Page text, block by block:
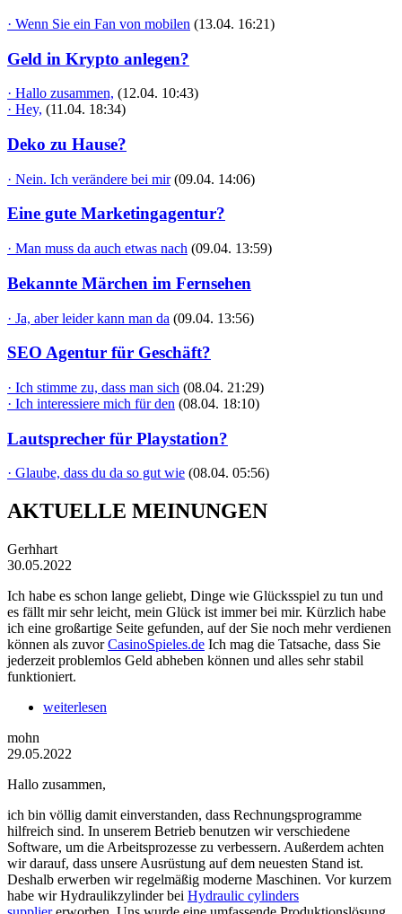
· Wenn Sie ein Fan von mobilen (13.04. 16:21)
Geld in Krypto anlegen?
· Hallo zusammen, (12.04. 10:43)
· Hey, (11.04. 18:34)
Deko zu Hause?
· Nein. Ich verändere bei mir (09.04. 14:06)
Eine gute Marketingagentur?
· Man muss da auch etwas nach (09.04. 13:59)
Bekannte Märchen im Fernsehen
· Ja, aber leider kann man da (09.04. 13:56)
SEO Agentur für Geschäft?
· Ich stimme zu, dass man sich (08.04. 21:29)
· Ich interessiere mich für den (08.04. 18:10)
Lautsprecher für Playstation?
· Glaube, dass du da so gut wie (08.04. 05:56)
AKTUELLE MEINUNGEN
Gerhhart
30.05.2022
Ich habe es schon lange geliebt, Dinge wie Glücksspiel zu tun und
es fällt mir sehr leicht, mein Glück ist immer bei mir. Kürzlich habe
ich eine großartige Seite gefunden, auf der Sie noch mehr verdienen
können als zuvorCasinoSpieles.de Ich mag die Tatsache, dass Sie
jederzeit problemlos Geld abheben können und alles sehr stabil
funktioniert.
weiterlesen
mohn
29.05.2022
Hallo zusammen,
ich bin völlig damit einverstanden, dass Rechnungsprogramme
hilfreich sind. In unserem Betrieb benutzen wir verschiedene
Software, um die Arbeitsprozesse zu verbessern. Außerdem achten
wir darauf, dass unsere Ausrüstung auf dem neuesten Stand ist.
Deshalb erwerben wir regelmäßig moderne Maschinen. Vor kurzem
habe wir Hydraulikzylinder bei Hydraulic cylinders